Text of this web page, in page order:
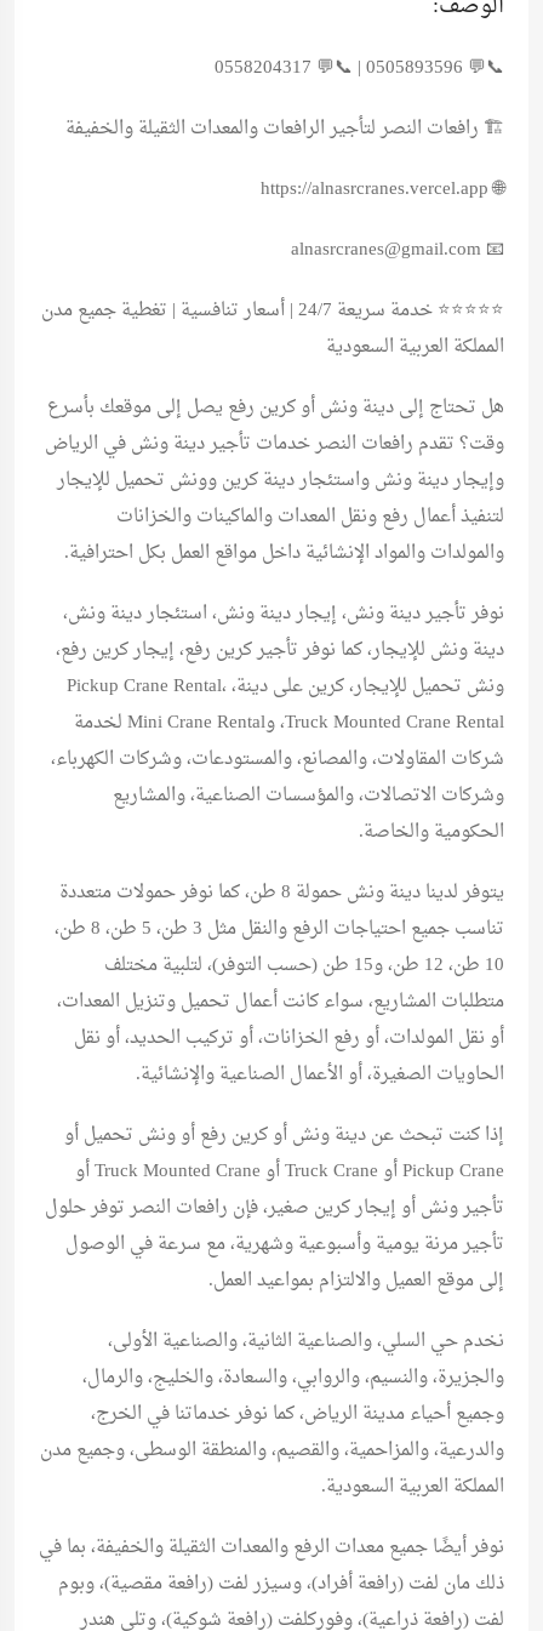
📞💬 0505893596 | 📞💬 0558204317
🏗️ رافعات النصر لتأجير الرافعات والمعدات الثقيلة والخفيفة
🌐 https://alnasrcranes.vercel.app
📧
alnasrcranes@gmail.com
⭐⭐⭐⭐⭐ خدمة سريعة 24/7 | أسعار تنافسية | تغطية جميع مدن
المملكة العربية السعودية
هل تحتاج إلى دينة ونش أو كرين رفع يصل إلى موقعك بأسرع
وقت؟ تقدم رافعات النصر خدمات تأجير دينة ونش في الرياض
وإيجار دينة ونش واستئجار دينة كرين وونش تحميل للإيجار
لتنفيذ أعمال رفع ونقل المعدات والماكينات والخزانات
والمولدات والمواد الإنشائية داخل مواقع العمل بكل احترافية.
نوفر تأجير دينة ونش، إيجار دينة ونش، استئجار دينة ونش،
دينة ونش للإيجار، كما نوفر تأجير كرين رفع، إيجار كرين رفع،
ونش تحميل للإيجار، كرين على دينة، Pickup Crane Rental،
Truck Mounted Crane Rental، وMini Crane Rental لخدمة
شركات المقاولات، والمصانع، والمستودعات، وشركات الكهرباء،
وشركات الاتصالات، والمؤسسات الصناعية، والمشاريع
الحكومية والخاصة.
يتوفر لدينا دينة ونش حمولة 8 طن، كما نوفر حمولات متعددة
تناسب جميع احتياجات الرفع والنقل مثل 3 طن، 5 طن، 8 طن،
10 طن، 12 طن، و15 طن (حسب التوفر)، لتلبية مختلف
متطلبات المشاريع، سواء كانت أعمال تحميل وتنزيل المعدات،
أو نقل المولدات، أو رفع الخزانات، أو تركيب الحديد، أو نقل
الحاويات الصغيرة، أو الأعمال الصناعية والإنشائية.
إذا كنت تبحث عن دينة ونش أو كرين رفع أو ونش تحميل أو
Pickup Crane أو Truck Crane أو Truck Mounted Crane أو
تأجير ونش أو إيجار كرين صغير، فإن رافعات النصر توفر حلول
تأجير مرنة يومية وأسبوعية وشهرية، مع سرعة في الوصول
إلى موقع العميل والالتزام بمواعيد العمل.
نخدم حي السلي، والصناعية الثانية، والصناعية الأولى،
والجزيرة، والنسيم، والروابي، والسعادة، والخليج، والرمال،
وجميع أحياء مدينة الرياض، كما نوفر خدماتنا في الخرج،
والدرعية، والمزاحمية، والقصيم، والمنطقة الوسطى، وجميع مدن
المملكة العربية السعودية.
نوفر أيضًا جميع معدات الرفع والمعدات الثقيلة والخفيفة، بما في
ذلك مان لفت (رافعة أفراد)، وسيزر لفت (رافعة مقصية)، وبوم
لفت (رافعة ذراعية)، وفوركلفت (رافعة شوكية)، وتلي هندر